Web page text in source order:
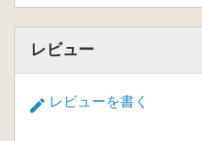
レビュー
レビューを書く